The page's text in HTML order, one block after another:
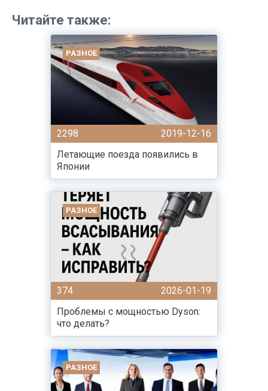
Читайте также:
РАЗНОЕ
2298
2019-12-16
Летающие поезда появились в
Японии
РАЗНОЕ
374
2026-01-19
Проблемы с мощностью Dyson:
что делать?
РАЗНОЕ